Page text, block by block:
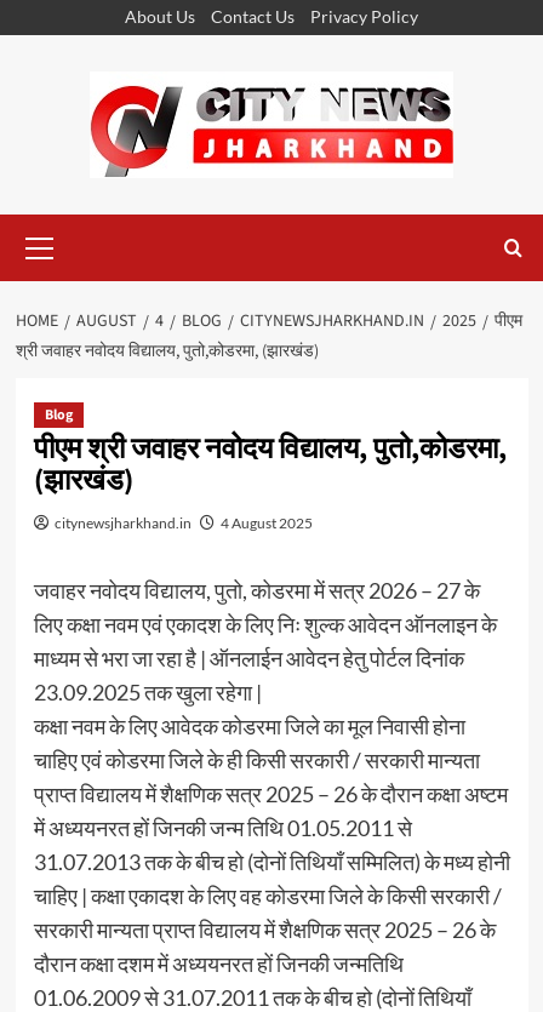
About Us Contact Us Privacy Policy
Menu
HOME AUGUST 4 BLOG CITYNEWSJHARKHAND.IN 2025
पीएम
श्री जवाहर नवोदय विद्यालय, पुतो,कोडरमा, (झारखंड)
Blog
पीएम श्री जवाहर नवोदय विद्यालय, पुतो,कोडरमा,
(झारखंड)
citynewsjharkhand.in 4 August 2025
जवाहर नवोदय विद्यालय, पुतो, कोडरमा में सत्र 2026 – 27 के
लिए कक्षा नवम एवं एकादश के लिए निः शुल्क आवेदन ऑनलाइन के
माध्यम से भरा जा रहा है | ऑनलाईन आवेदन हेतु पोर्टल दिनांक
23.09.2025 तक खुला रहेगा |
कक्षा नवम के लिए आवेदक कोडरमा जिले का मूल निवासी होना
चाहिए एवं कोडरमा जिले के ही किसी सरकारी / सरकारी मान्यता
प्राप्त विद्यालय में शैक्षणिक सत्र 2025 – 26 के दौरान कक्षा अष्टम
में अध्ययनरत हों जिनकी जन्म तिथि 01.05.2011 से
31.07.2013 तक के बीच हो (दोनों तिथियाँ सम्मिलित) के मध्य होनी
चाहिए | कक्षा एकादश के लिए वह कोडरमा जिले के किसी सरकारी /
सरकारी मान्यता प्राप्त विद्यालय में शैक्षणिक सत्र 2025 – 26 के
दौरान कक्षा दशम में अध्ययनरत हों जिनकी जन्मतिथि
01.06.2009 से 31.07.2011 तक के बीच हो (दोनों तिथियाँ